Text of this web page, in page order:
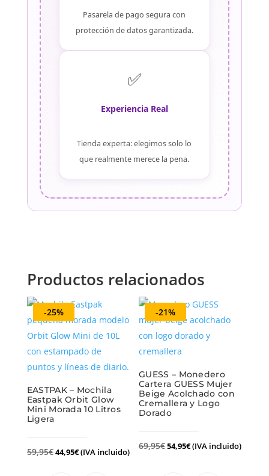
Pasarela de pago segura con
protección de datos garantizada.
✅
Experiencia Real
Tienda experta: elegimos solo lo
que realmente merece la pena.
Productos relacionados
-25%
EASTPAK – Mochila
Eastpak Orbit Glow
Mini Morada 10 Litros
Ligera
59,95€44,95€(IVA incluido)
-21%
GUESS – Monedero
Cartera GUESS Mujer
Beige Acolchado con
Cremallera y Logo
Dorado
69,95€54,95€(IVA incluido)